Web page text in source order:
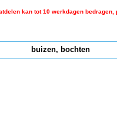
kan tot 10 werkdagen
buizen, bochten